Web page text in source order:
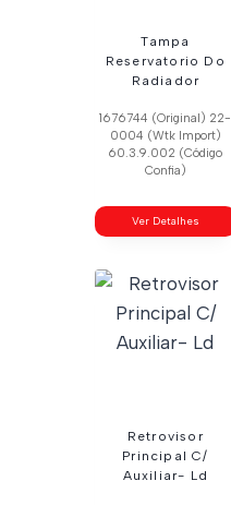
Tampa
Reservatorio Do
Radiador
1676744 (Original) 22-
0004 (Wtk Import)
60.3.9.002 (Código
Confia)
Ver Detalhes
Retrovisor
Principal C/
Auxiliar- Ld